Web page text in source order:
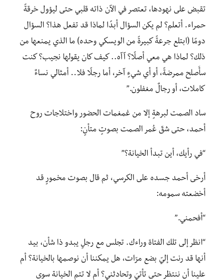
تقبض على نهودها، تعتصر في الآن ذاته قلبي حتى ليؤول خرقةً
حمراء. أتعلم؟ لم يكن السؤال أبدًا لماذا قد تفعل هذا؟ السؤال
دومًا (ابتلع جرعةً كبيرةً من الويسكي وحده) ما الذي يمنعها من
ذلك؟ لماذا هي معي أصلًا؟ آآه.. كيف كان يقولها نجيب؟ كنت
سأَصلح ممرضةً، أو أي شيءٍ آخر، أما رجلًا فلا.. أمثالي نساءٌ
كاملات، أو رجالٌ مغفلون.”
ساد الصمت لبرهةٍ إلا من غمغمات الحضور واختلاجات روح
أحمد، حتى شقّ عُمر الصمت بصوتٍ متأنٍ:
“في رأيك، أين تبدأ الخيانة؟”
أرخى أحمد جسده على الكرسي، ثم قال بصوت مخمورٍ قد
أخضعته سمومه:
“أفحمني.”
“انظر إلى تلك الفتاة وراءك. تجلس مع رجلٍ يبدو ذا شأن، بيد
أنها قد رنت إليّ بضع مرّات، هل يمكننا أن نوصمها بالخيانة؟ أم
علينا أن ننتظر حتى تأتيَ وتحادثني؟ أم لا تتم الخيانة سوى